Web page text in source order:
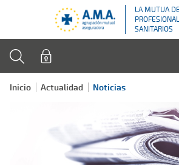
LA MUTUA
SANITARIOS
Inicio Actualidad Noticias